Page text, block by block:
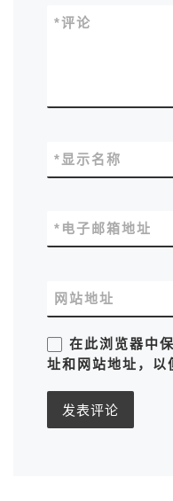
评论
*
显示名称
*
电子邮箱地址
*
网站地址
在此浏览器中
址和网站地址，以